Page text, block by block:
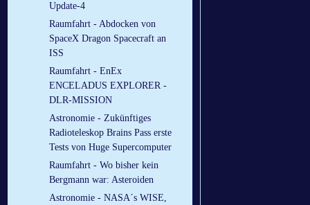
Update-4
Raumfahrt - Abdocken von
SpaceX Dragon Spacecraft an
ISS
Raumfahrt - EnEx
ENCELADUS EXPLORER -
DLR-MISSION
Astronomie - Zukünftiges
Radioteleskop Brains Pass erste
Tests von Huge Supercomputer
Raumfahrt - Wo bisher kein
Bergmann war: Asteroiden
Astronomie - NASA´s WISE,